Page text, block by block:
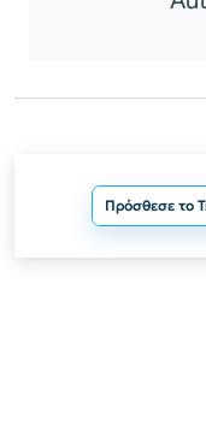
Πρόσθεσε το